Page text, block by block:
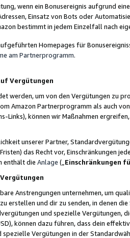
wenn ein Bonusereignis aufgrund
Einsatz von Bots oder
bestimmt in jedem Einzelfall nach
Homepages für
am Partnerprogramm.
Vergütungen
werden, um von den Vergütungen zu
Amazon Partnerprogramm als auch
Links), können wir Maßnahmen
unserer Partner,
das Recht vor, Einschränkungen
enthält die Anlage („ Einschränkungen
Anstrengungen unternehmen, um
erstellen und dir zu senden, in denen
und spezielle Vergütungen,
können dazu führen, dass dein
Vergütungen in der